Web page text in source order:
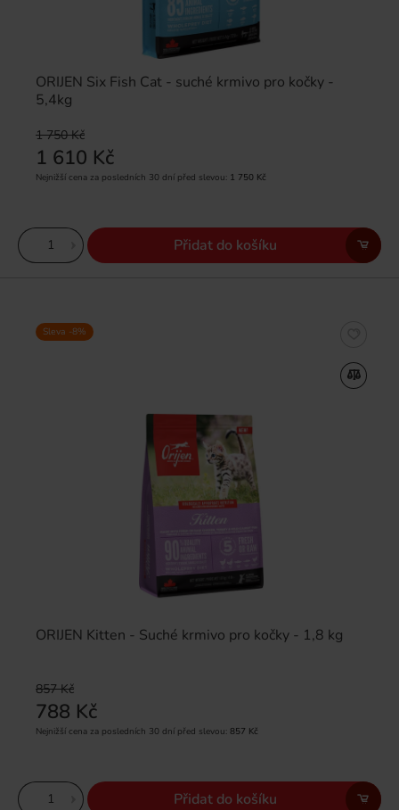
ORIJEN Six Fish Cat - suché krmivo pro kočky -
5,4kg
1 750 Kč
1 610 Kč
Nejnižší cena za posledních 30 dní před slevou: 1 750 Kč
Přidat do košíku
ORIJEN Kitten - Suché krmivo pro kočky - 1,8 kg
857 Kč
788 Kč
Nejnižší cena za posledních 30 dní před slevou: 857 Kč
Sleva -8%
Přidat do košíku